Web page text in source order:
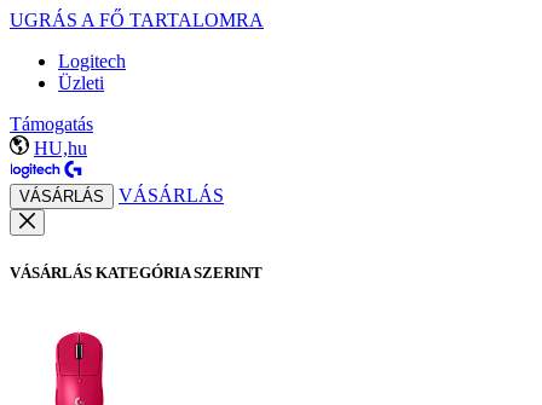
UGRÁS A FŐ TARTALOMRA
Logitech
Üzleti
Támogatás
HU,hu
VÁSÁRLÁS VÁSÁRLÁS
VÁSÁRLÁS KATEGÓRIA SZERINT